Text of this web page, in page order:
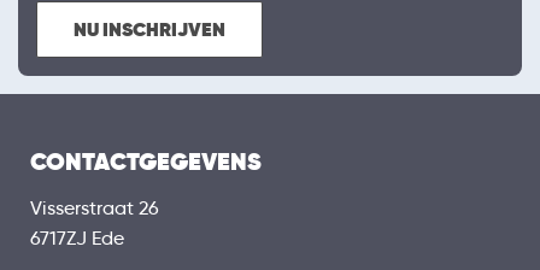
NU INSCHRIJVEN
CONTACTGEGEVENS
Visserstraat 26
6717ZJ Ede